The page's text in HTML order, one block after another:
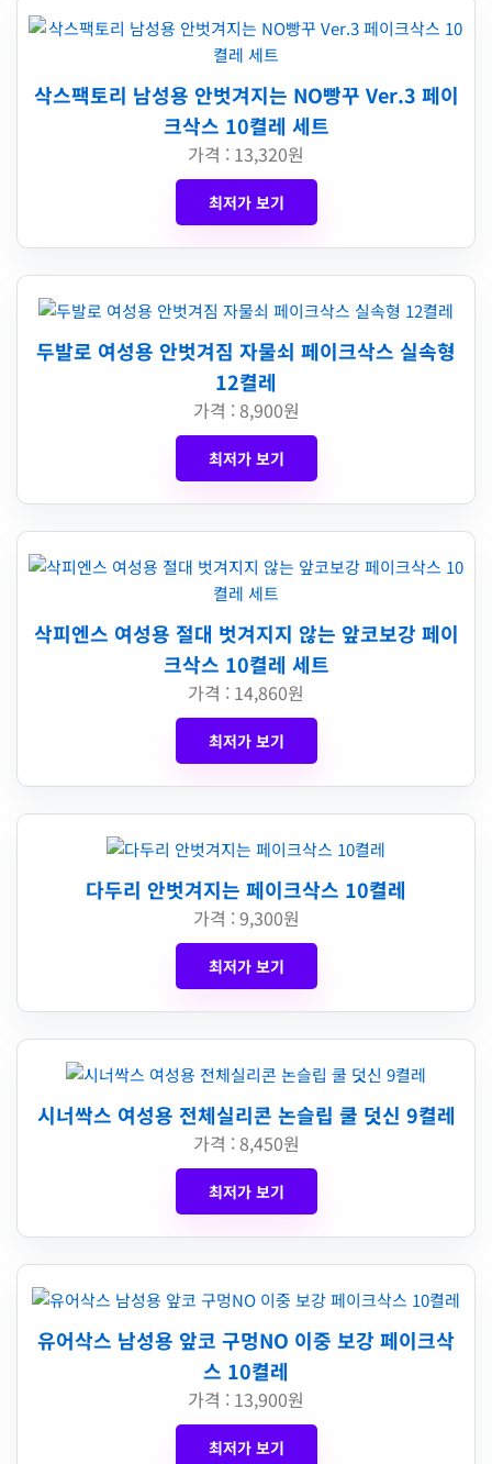
삭스팩토리 남성용 안벗겨지는 NO빵꾸 Ver.3 페이
크삭스 10켤레 세트
가격 : 13,320원
최저가 보기
두발로 여성용 안벗겨짐 자물쇠 페이크삭스 실속형
12켤레
가격 : 8,900원
최저가 보기
삭피엔스 여성용 절대 벗겨지지 않는 앞코보강 페이
크삭스 10켤레 세트
가격 : 14,860원
최저가 보기
다두리 안벗겨지는 페이크삭스 10켤레
가격 : 9,300원
최저가 보기
시너싹스 여성용 전체실리콘 논슬립 쿨 덧신 9켤레
가격 : 8,450원
최저가 보기
유어삭스 남성용 앞코 구멍NO 이중 보강 페이크삭
스 10켤레
가격 : 13,900원
최저가 보기